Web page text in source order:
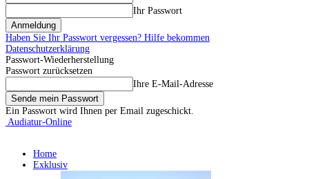
Ihr Passwort
Haben Sie Ihr Passwort vergessen? Hilfe bekommen
Datenschutzerklärung
Passwort-Wiederherstellung
Passwort zurücksetzen
Ihre E-Mail-Adresse
Ein Passwort wird Ihnen per Email zugeschickt.
Audiatur-Online
Home
Exklusiv